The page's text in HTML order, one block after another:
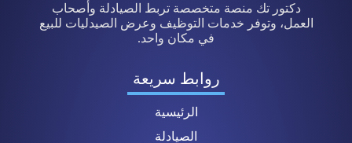
دكتور تك منصة متخصصة تربط الصيادلة وأصحاب
العمل، وتوفر خدمات التوظيف وعرض الصيدليات للبيع
في مكان واحد.
روابط سريعة
الرئيسية
الصيادلة